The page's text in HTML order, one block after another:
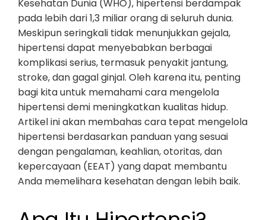
Kesehatan Dunia (WHO), hipertensi berdampak
pada lebih dari 1,3 miliar orang di seluruh dunia.
Meskipun seringkali tidak menunjukkan gejala,
hipertensi dapat menyebabkan berbagai
komplikasi serius, termasuk penyakit jantung,
stroke, dan gagal ginjal. Oleh karena itu, penting
bagi kita untuk memahami cara mengelola
hipertensi demi meningkatkan kualitas hidup.
Artikel ini akan membahas cara tepat mengelola
hipertensi berdasarkan panduan yang sesuai
dengan pengalaman, keahlian, otoritas, dan
kepercayaan (EEAT) yang dapat membantu
Anda memelihara kesehatan dengan lebih baik.